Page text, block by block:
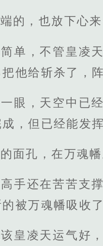
的，也放下心来
单，不管皇凌
他给斩杀了，
眼，天空中已
，但已经能发
面孔，在万魂
手还在苦苦支
被万魂幡吸收了
皇凌天运气好